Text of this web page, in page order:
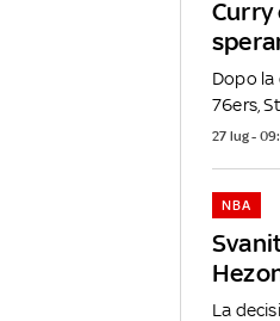
Curry
Dopo la
76ers,
27 lug -
NBA
La